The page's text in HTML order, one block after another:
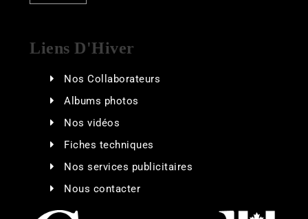
Liens D'Hiver
Nos Collaborateurs
Albums photos
Nos vidéos
Fiches techniques
Nos services publicitaires
Nous contacter